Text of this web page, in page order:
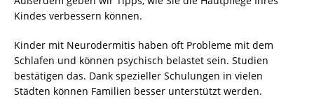
Kindes verbessern können.
Kinder mit Neurodermitis haben oft Probleme mit dem
Schlafen und können psychisch belastet sein. Studien
bestätigen das. Dank spezieller Schulungen in vielen
Städten können Familien besser unterstützt werden.